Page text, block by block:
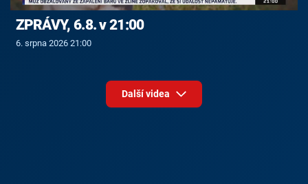
ZPRÁVY, 6.8. v 21:00
6. srpna 2026 21:00
Další videa